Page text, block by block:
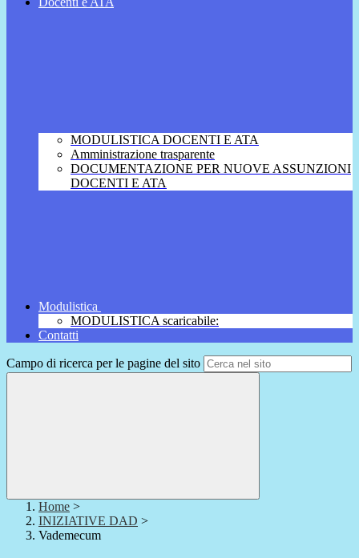
MODULISTICA DOCENTI E ATA
Amministrazione trasparente
DOCUMENTAZIONE PER NUOVE ASSUNZIONI
DOCENTI E ATA
Modulistica
MODULISTICA scaricabile:
Contatti
Campo di ricerca per le pagine del sito
Home >
INIZIATIVE DAD >
Vademecum